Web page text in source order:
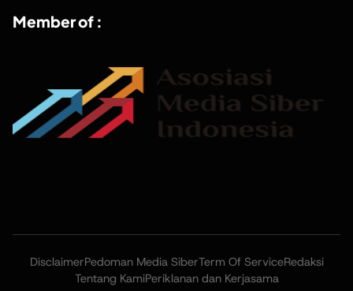
Member of :
DisclaimerPedoman Media SiberTerm Of ServiceRedaksi
Tentang KamiPeriklanan dan Kerjasama